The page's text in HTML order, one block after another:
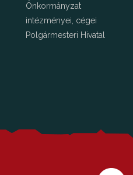
Önkormányzat
intézményei, cégei
Polgármesteri Hivatal